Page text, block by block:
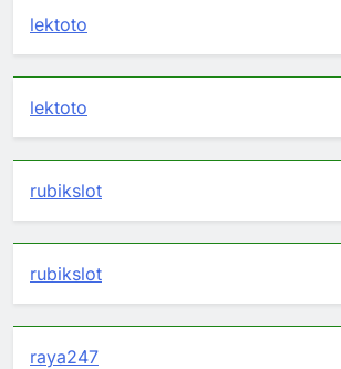
lektoto
lektoto
rubikslot
rubikslot
raya247